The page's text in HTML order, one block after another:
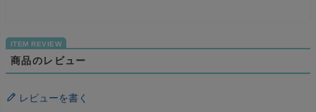
商品のレビュー
レビューを書く